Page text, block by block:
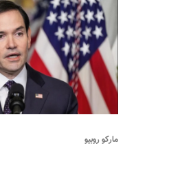
مارکو روبیو